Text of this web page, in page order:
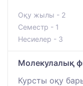
Оқу жылы - 2
Семестр - 1
Несиелер - 3
Молекулалық
Курсты оқу